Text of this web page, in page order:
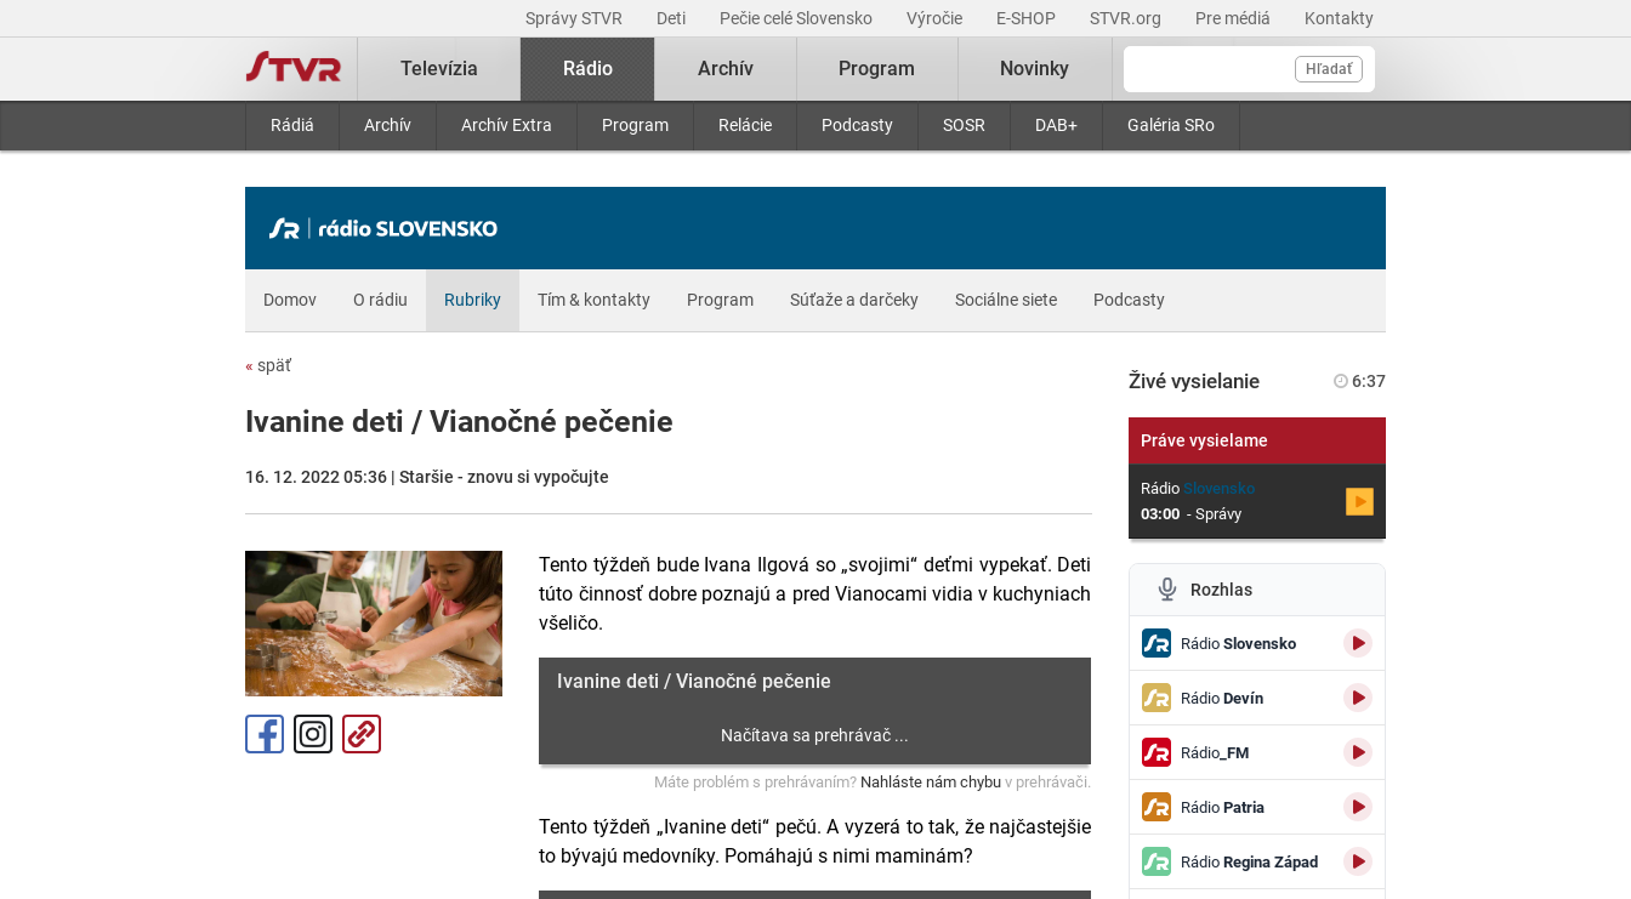
Správy STVR Deti Pečie celé Slovensko Výročie E-SHOP STVR.org Pre médiá Kontakty
Hľadať
Televízia Rádio
Rádiá Archív Archív Extra Program Relácie Podcasty SOSR DAB+ Galéria SRo
Archív Program Novinky
Domov O rádiu Rubriky Tím & kontakty Program Súťaže a darčeky Sociálne siete Podcasty
« späť
Ivanine deti / Vianočné pečenie
16. 12. 2022 05:36 | Staršie - znovu si vypočujte
Tento týždeň bude Ivana Ilgová so „svojimi“ deťmi vypekať. Deti
túto činnosť dobre poznajú a pred Vianocami vidia v kuchyniach
všeličo.
Ivanine deti / Vianočné pečenie
Máte problém s prehrávaním? Nahláste nám chybu v prehrávači.
Tento týždeň „Ivanine deti“ pečú. A vyzerá to tak, že najčastejšie
to bývajú medovníky. Pomáhajú s nimi maminám?
Živé vysielanie 6:37
Práve vysielame
RádioSlovensko
03:00 - Správy
Rozhlas
RádioSlovensko
RádioDevín
Rádio_FM
RádioPatria
RádioRegina Západ